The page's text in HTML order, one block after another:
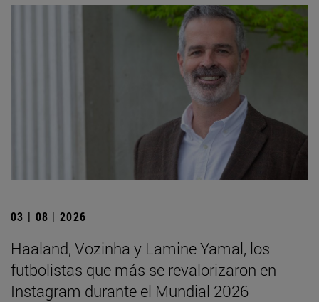
03 | 08 | 2026
Haaland, Vozinha y Lamine Yamal, los
futbolistas que más se revalorizaron en
Instagram durante el Mundial 2026